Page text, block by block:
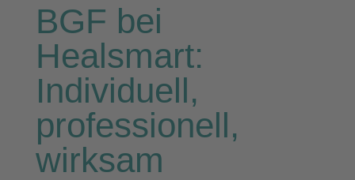
BGF bei
Healsmart:
Individuell,
professionell,
wirksam